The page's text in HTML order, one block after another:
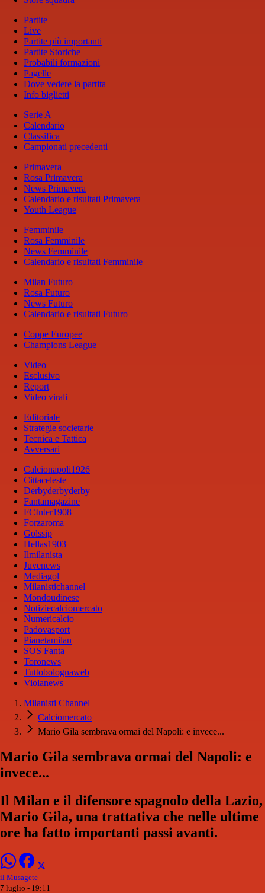
Partite
Live
Partite più importanti
Partite Storiche
Probabili formazioni
Pagelle
Dove vedere la partita
Info biglietti
Serie A
Calendario
Classifica
Campionati precedenti
Primavera
Rosa Primavera
News Primavera
Calendario e risultati Primavera
Youth League
Femminile
Rosa Femminile
News Femminile
Calendario e risultati Femminile
Milan Futuro
Rosa Futuro
News Futuro
Calendario e risultati Futuro
Coppe Europee
Champions League
Video
Esclusivo
Report
Video virali
Editoriale
Strategie societarie
Tecnica e Tattica
Avversari
Calcionapoli1926
Cittaceleste
Derbyderbyderby
Fantamagazine
FCInter1908
Forzaroma
Golssip
Hellas1903
Ilmilanista
Juvenews
Mediagol
Milanistichannel
Mondoudinese
Notiziecalciomercato
Numericalcio
Padovasport
Pianetamilan
SOS Fanta
Toronews
Tuttobolognaweb
Violanews
Milanisti Channel
Calciomercato
Mario Gila sembrava ormai del Napoli: e invece...
Mario Gila sembrava ormai del Napoli: e
invece...
Il Milan e il difensore spagnolo della Lazio,
Mario Gila, una trattativa che nelle ultime
ore ha fatto importanti passi avanti.
il Musagete
7 luglio - 19:11